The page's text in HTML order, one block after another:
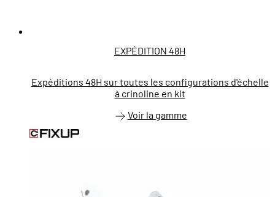
EXPÉDITION 48H
Expéditions 48H sur toutes les configurations d'échelle
à crinoline en kit
Voir la gamme